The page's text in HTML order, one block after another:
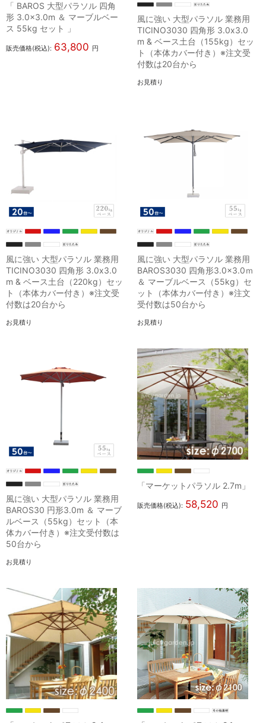
「 BAROS 大型パラソル 四角
形 3.0×3.0m ＆ マーブルベー
ス 55kg セット 」
販売価格(税込): 63,800 円
風に強い 大型パラソル 業務用
TICINO3030 四角形 3.0x3.0
m & ベース土台（155kg）セッ
ト（本体カバー付き）※注文受
付数は20台から
お見積り
風に強い 大型パラソル 業務用
TICINO3030 四角形 3.0x3.0
m & ベース土台（220kg）セッ
ト（本体カバー付き）※注文受
付数は20台から
お見積り
風に強い 大型パラソル 業務用
BAROS3030 四角形3.0×3.0ｍ
＆ マーブルベース（55kg）セ
ット（本体カバー付き）※注文
受付数は50台から
お見積り
風に強い 大型パラソル 業務用
BAROS30 円形3.0m ＆ マーブ
ルベース（55kg）セット（本
体カバー付き）※注文受付数は
50台から
お見積り
「マーケットパラソル 2.7m」
販売価格(税込): 58,520 円